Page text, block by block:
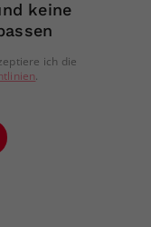
keine
ich die
.